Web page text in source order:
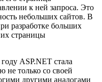
к ней запроса. Это
небольших сайтов. В
разработке больших
страницы
ASP.NET стала
не только со своей
другими аналогами